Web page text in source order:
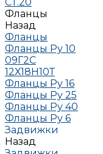
Фланцы
Назад
Фланцы
Фланцы Ру 10
09Г2С
12Х18Н10Т
Фланцы Ру 16
Фланцы Ру 25
Фланцы Ру 40
Фланцы Ру 6
Задвижки
Назад